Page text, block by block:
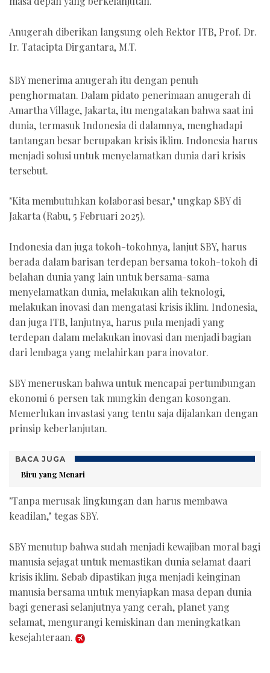
Anugerah diberikan langsung oleh Rektor ITB, Prof. Dr.
Ir. Tatacipta Dirgantara, M.T.
SBY menerima anugerah itu dengan penuh
penghormatan. Dalam pidato penerimaan anugerah di
Amartha Village, Jakarta, itu mengatakan bahwa saat ini
dunia, termasuk Indonesia di dalamnya, menghadapi
tantangan besar berupakan krisis iklim. Indonesia harus
menjadi solusi untuk menyelamatkan dunia dari krisis
tersebut.
"Kita membutuhkan kolaborasi besar," ungkap SBY di
Jakarta (Rabu, 5 Februari 2025).
Indonesia dan juga tokoh-tokohnya, lanjut SBY, harus
berada dalam barisan terdepan bersama tokoh-tokoh di
belahan dunia yang lain untuk bersama-sama
menyelamatkan dunia, melakukan alih teknologi,
melakukan inovasi dan mengatasi krisis iklim. Indonesia,
dan juga ITB, lanjutnya, harus pula menjadi yang
terdepan dalam melakukan inovasi dan menjadi bagian
dari lembaga yang melahirkan para inovator.
SBY meneruskan bahwa untuk mencapai pertumbungan
ekonomi 6 persen tak mungkin dengan kosongan.
Memerlukan invastasi yang tentu saja dijalankan dengan
prinsip keberlanjutan.
BACA JUGA
Biru yang Menari
"Tanpa merusak lingkungan dan harus membawa
keadilan," tegas SBY.
SBY menutup bahwa sudah menjadi kewajiban moral bagi
manusia sejagat untuk memastikan dunia selamat daari
krisis iklim. Sebab dipastikan juga menjadi keinginan
manusia bersama untuk menyiapkan masa depan dunia
bagi generasi selanjutnya yang cerah, planet yang
selamat, mengurangi kemiskinan dan meningkatkan
kesejahteraan.